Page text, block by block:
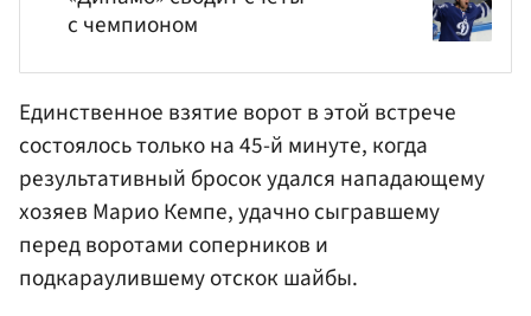
с чемпионом
Единственное взятие ворот в этой встрече
состоялось только на 45-й минуте, когда
результативный бросок удался нападающему
хозяев Марио Кемпе, удачно сыгравшему
перед воротами соперников и
подкараулившему отскок шайбы.